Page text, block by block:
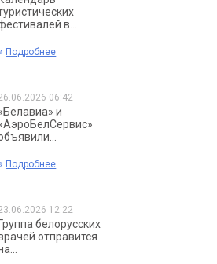
в...
Подробнее
06:42
и
Подробнее
12:22
Группа белорусских
отправится